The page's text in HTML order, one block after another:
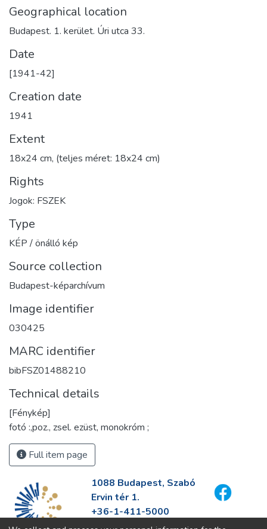
Geographical location
Budapest. 1. kerület. Úri utca 33.
Date
[1941-42]
Creation date
1941
Extent
18x24 cm, (teljes méret: 18x24 cm)
Rights
Jogok: FSZEK
Type
KÉP / önálló kép
Source collection
Budapest-képarchívum
Image identifier
030425
MARC identifier
bibFSZ01488210
Technical details
[Fénykép]
fotó :,poz., zsel. ezüst, monokróm ;
Full item page
1088 Budapest, Szabó
Ervin tér 1.
+36-1-411-5000
info@fszek.hu